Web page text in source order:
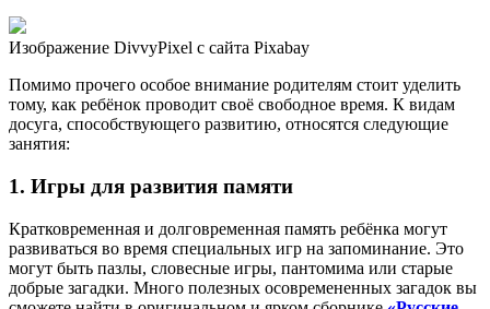
Изображение DivvyPixel с сайта Pixabay
Помимо прочего особое внимание родителям стоит уделить
тому, как ребёнок проводит своё свободное время. К видам
досуга, способствующего развитию, относятся следующие
занятия:
1. Игры для развития памяти
Кратковременная и долговременная память ребёнка могут
развиваться во время специальных игр на запоминание. Это
могут быть пазлы, словесные игры, пантомима или старые
добрые загадки. Много полезных осовремененных загадок вы